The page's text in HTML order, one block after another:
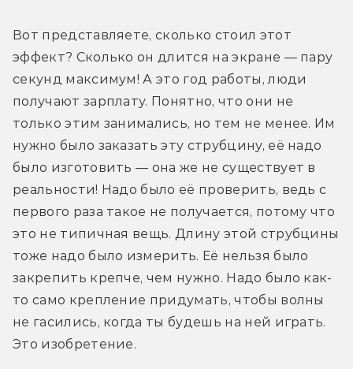
Вот представляете, сколько стоил этот
эффект? Сколько он длится на экране — пару
секунд максимум! А это год работы, люди
получают зарплату. Понятно, что они не
только этим занимались, но тем не менее. Им
нужно было заказать эту струбцину, её надо
было изготовить — она же не существует в
реальности! Надо было её проверить, ведь с
первого раза такое не получается, потому что
это не типичная вещь. Длину этой струбцины
тоже надо было измерить. Её нельзя было
закрепить крепче, чем нужно. Надо было как-
то само крепление придумать, чтобы волны
не гасились, когда ты будешь на ней играть.
Это изобретение.